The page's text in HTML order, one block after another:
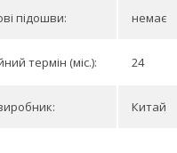
підошви: немає
термін (міс.): 24
Китай